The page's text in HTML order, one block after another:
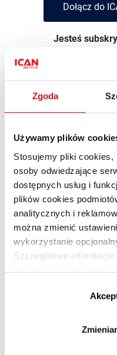
Zgoda
Używamy plików
Stosujemy pliki cookies,
osoby odwiedzające
dostępnych usług i
plików cookies
analitycznych i
można zmienić
wykorzystanie
Szczegółowe
ich stosowania
Dołącz do
Jesteś
Artykuł dotyczył
Strategia
Polecane
Dojrzałe
transparentne